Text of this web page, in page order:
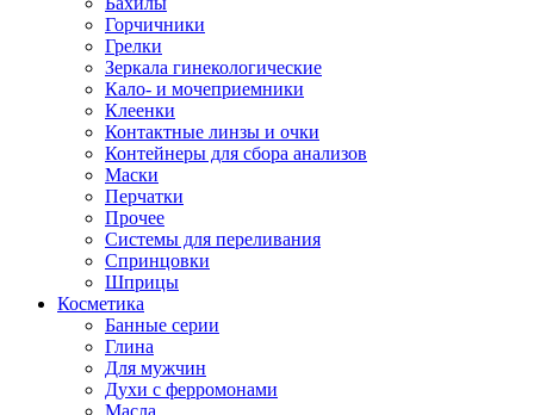
Горчичники
Грелки
Зеркала гинекологические
Кало- и мочеприемники
Клеенки
Контактные линзы и очки
Контейнеры для сбора анализов
Маски
Перчатки
Прочее
Системы для переливания
Спринцовки
Шприцы
Косметика
Банные серии
Глина
Для мужчин
Духи с ферромонами
Масла